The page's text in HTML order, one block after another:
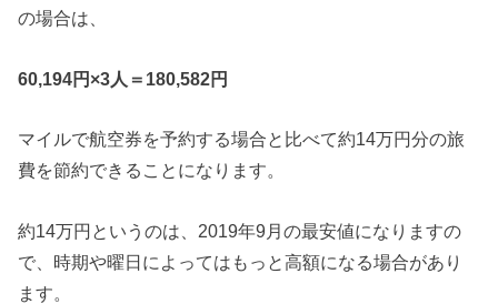
の場合は、
60,194円×3人＝180,582円
マイルで航空券を予約する場合と比べて約14万円分の旅
費を節約できることになります。
約14万円というのは、2019年9月の最安値になりますの
で、時期や曜日によってはもっと高額になる場合があり
ます。